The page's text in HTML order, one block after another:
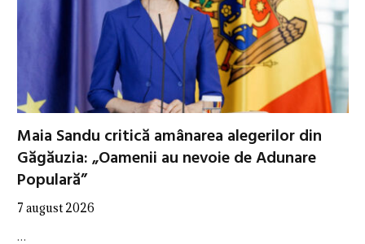
Maia Sandu critică amânarea alegerilor din
Găgăuzia: „Oamenii au nevoie de Adunare
Populară”
7 august 2026
…